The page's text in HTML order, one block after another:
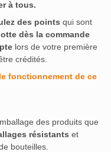
à tous.
des points qui sont
dès la commande
lors de votre première
crédités.
le fonctionnement de ce
des produits que
résistants et
bouteilles.